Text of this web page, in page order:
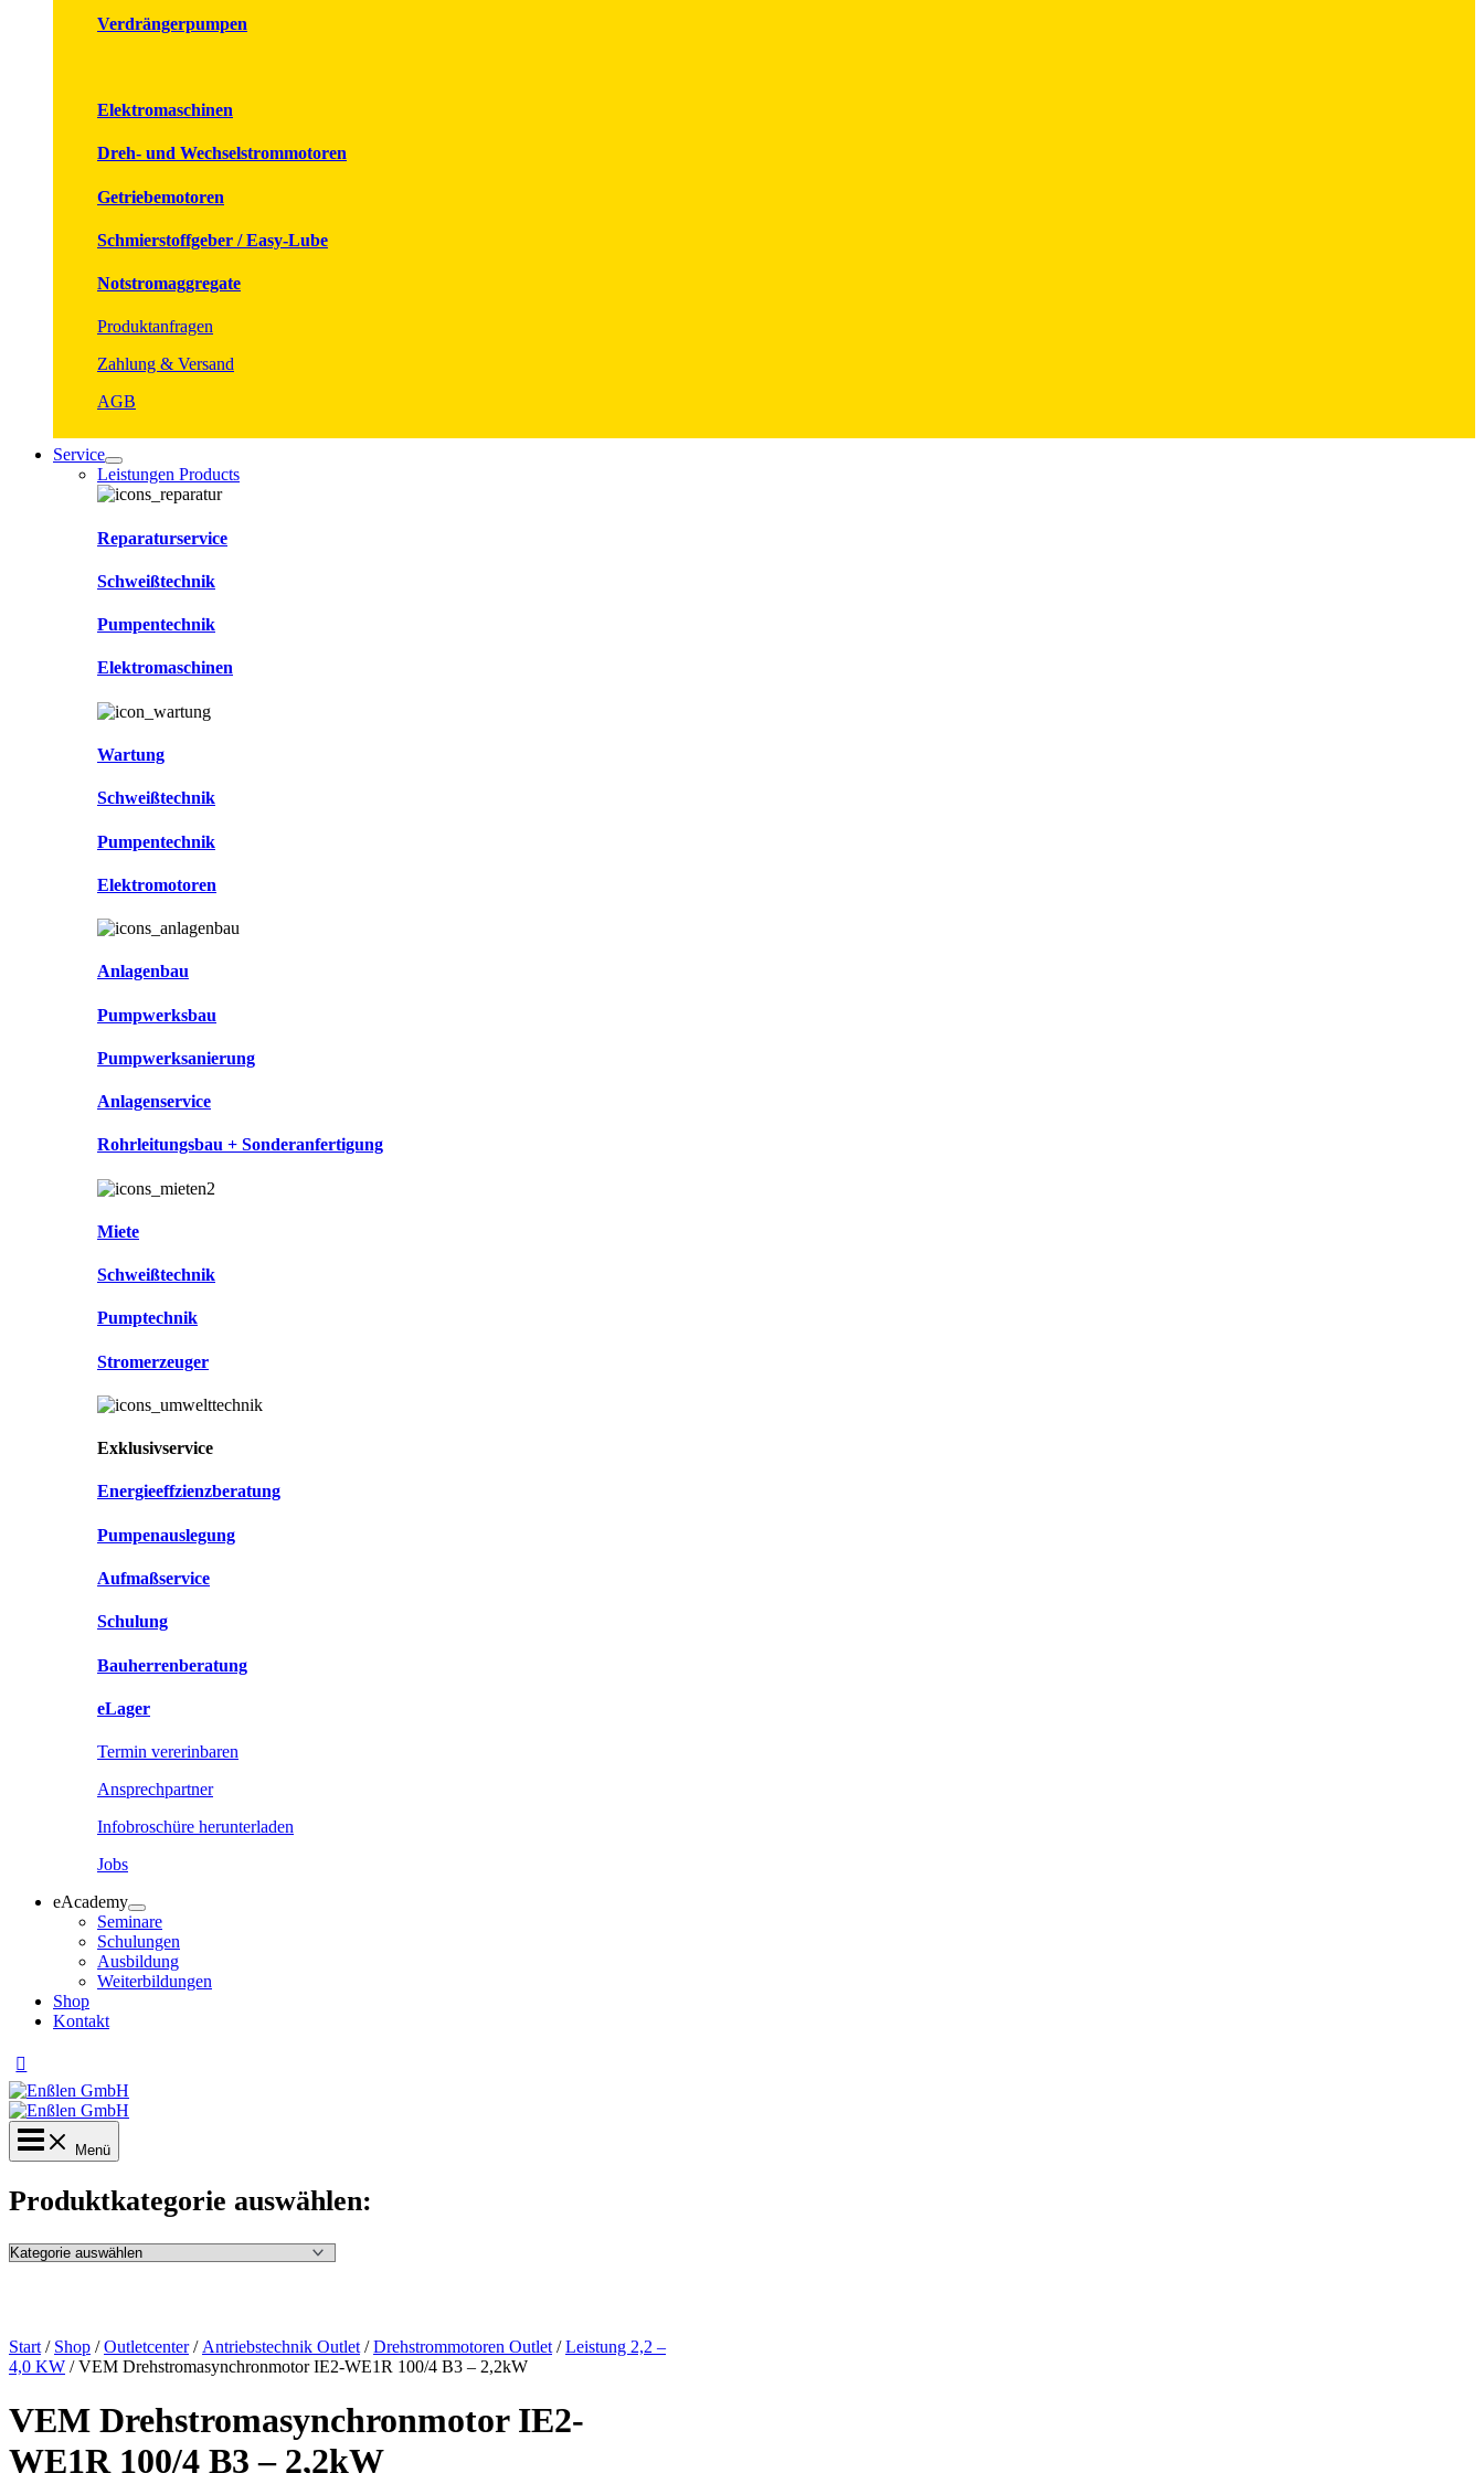
Verdrängerpumpen
Elektromaschinen
Dreh- und Wechselstrommotoren
Getriebemotoren
Schmierstoffgeber / Easy-Lube
Notstromaggregate
Produktanfragen
Zahlung & Versand
AGB
Service
Leistungen Products
Reparaturservice
Schweißtechnik
Pumpentechnik
Elektromaschinen
Wartung
Schweißtechnik
Pumpentechnik
Elektromotoren
Anlagenbau
Pumpwerksbau
Pumpwerksanierung
Anlagenservice
Rohrleitungsbau + Sonderanfertigung
Miete
Schweißtechnik
Pumptechnik
Stromerzeuger
Exklusivservice
Energieeffzienzberatung
Pumpenauslegung
Aufmaßservice
Schulung
Bauherrenberatung
eLager
Termin vererinbaren
Ansprechpartner
Infobroschüre herunterladen
Jobs
eAcademy
Seminare
Schulungen
Ausbildung
Weiterbildungen
Shop
Kontakt
Menü
Produktkategorie auswählen:
Start / Shop /Outletcenter/ Antriebstechnik Outlet /Drehstrommotoren Outlet /Leistung 2,2 –
4,0 KW / VEM Drehstromasynchronmotor IE2-WE1R 100/4 B3 – 2,2kW
VEM Drehstromasynchronmotor IE2-
WE1R 100/4 B3 – 2,2kW